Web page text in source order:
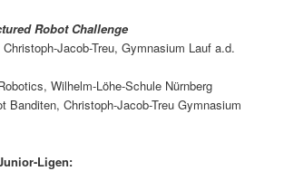
Robot Challenge
Jacob-Treu, Gymnasium Lauf a.d.
Wilhelm-Löhe-Schule Nürnberg
Banditen, Christoph-Jacob-Treu Gymnasium
Ligen: